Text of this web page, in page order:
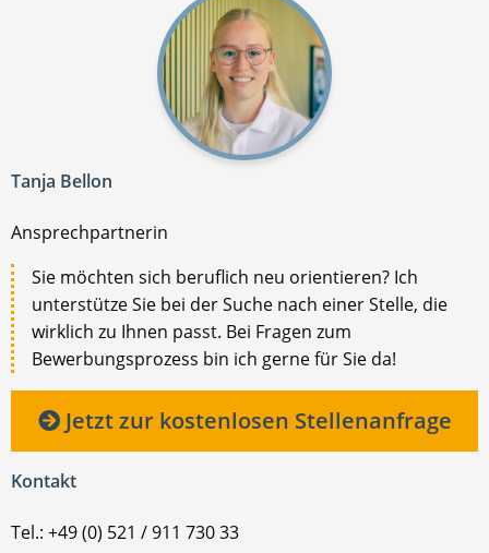
Tanja Bellon
Ansprechpartnerin
Sie möchten sich beruflich neu orientieren? Ich
unterstütze Sie bei der Suche nach einer Stelle, die
wirklich zu Ihnen passt. Bei Fragen zum
Bewerbungsprozess bin ich gerne für Sie da!
Jetzt zur kostenlosen Stellenanfrage
Kontakt
Tel.: +49 (0) 521 / 911 730 33